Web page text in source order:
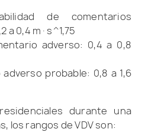
de comentarios
a 0,4 m·s^1,75
adverso: 0,4 a 0,8
probable: 0,8 a 1,6
durante una
los rangos de VDV son: